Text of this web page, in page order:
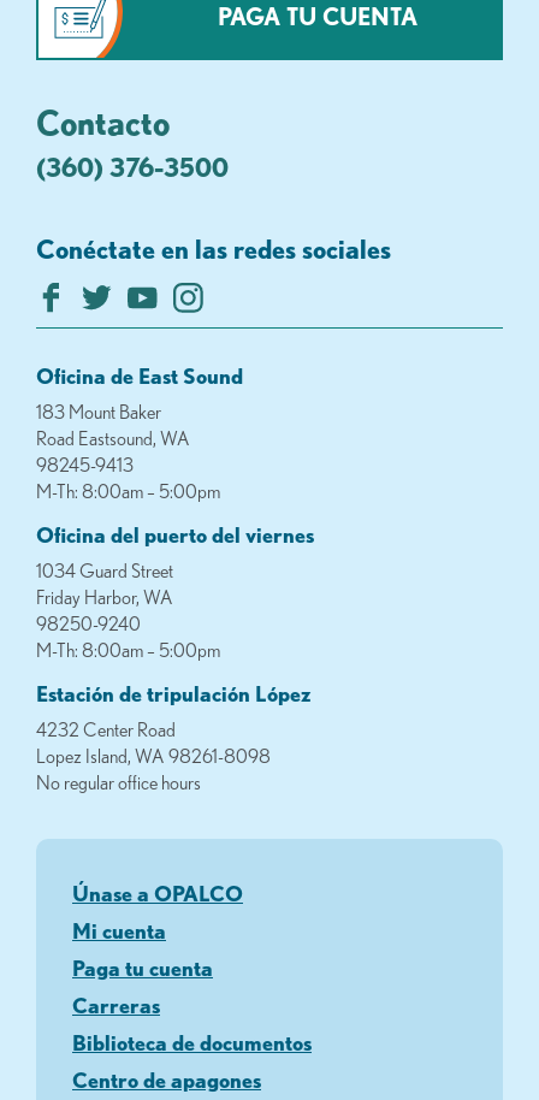
PAGA TU CUENTA
Contacto
(360) 376-3500
Conéctate en las redes sociales
Oficina de East Sound
183 Mount Baker
Road Eastsound, WA
98245-9413
M-Th: 8:00am – 5:00pm
Oficina del puerto del viernes
1034 Guard Street
Friday Harbor, WA
98250-9240
M-Th: 8:00am – 5:00pm
Estación de tripulación López
4232 Center Road
Lopez Island, WA 98261-8098
No regular office hours
Únase a OPALCO
Mi cuenta
Paga tu cuenta
Carreras
Biblioteca de documentos
Centro de apagones